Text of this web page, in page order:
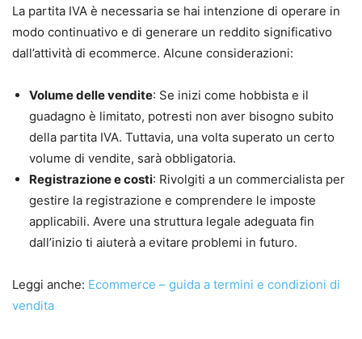
La partita IVA è necessaria se hai intenzione di operare in
modo continuativo e di generare un reddito significativo
dall’attività di ecommerce. Alcune considerazioni:
Volume delle vendite: Se inizi come hobbista e il
guadagno è limitato, potresti non aver bisogno subito
della partita IVA. Tuttavia, una volta superato un certo
volume di vendite, sarà obbligatoria.
Registrazione e costi: Rivolgiti a un commercialista per
gestire la registrazione e comprendere le imposte
applicabili. Avere una struttura legale adeguata fin
dall’inizio ti aiuterà a evitare problemi in futuro.
Leggi anche: Ecommerce – guida a termini e condizioni di
vendita